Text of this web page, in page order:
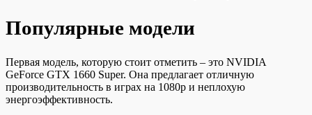
Популярные модели
Первая модель, которую стоит отметить – это NVIDIA
GeForce GTX 1660 Super. Она предлагает отличную
производительность в играх на 1080p и неплохую
энергоэффективность.